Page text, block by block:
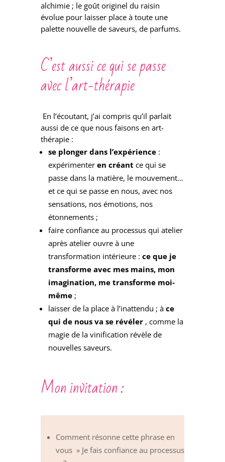
alchimie ; le goût originel du raisin
évolue pour laisser place à toute une
palette nouvelle de saveurs, de parfums.
C’est aussi ce qui se passe
avec l’art-thérapie
En l’écoutant, j’ai compris qu’il parlait
aussi de ce que nous faisons en art-
thérapie :
se plonger dans l’expérience:
expérimenter en créant ce qui se
passe dans la matière, le mouvement…
et ce qui se passe en nous, avec nos
sensations, nos émotions, nos
étonnements ;
faire confiance au processus qui atelier
après atelier ouvre à une
transformation intérieure : ce que je
transforme avec mes mains, mon
imagination, me transforme moi-
même;
laisser de la place à l’inattendu ; à ce
qui de nous va se révéler, comme la
magie de la vinification révèle de
nouvelles saveurs.
Mon invitation :
Comment résonne cette phrase en
vous » Je fais confiance au processus